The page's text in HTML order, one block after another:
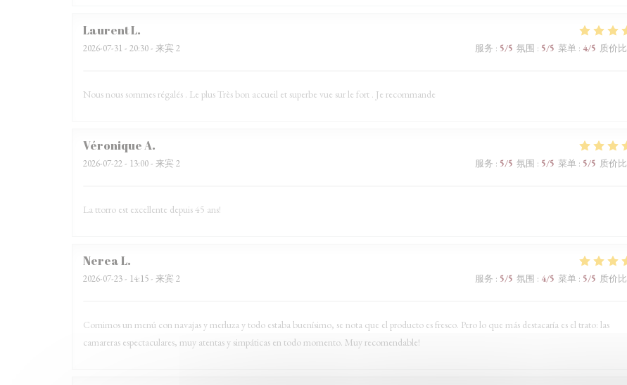
LaurentL
2026-07-31 - 20:30 - 来宾 2 服务 : 5/5 氛围 : 5/5 菜单: 4/5 质价比
Nous nous sommes régalés . Le plus Très bon accueil et superbe vue sur le fort . Je recommande
VéroniqueA
2026-07-22 - 13:00 - 来宾 2 服务 : 5/5 氛围 : 5/5 菜单: 5/5 质价比
La ttorro est excellente depuis 45 ans!
NereaL
2026-07-23 - 14:15 - 来宾 2 服务 : 5/5 氛围 : 4/5 菜单: 5/5 质价比
Comimos un menú con navajas y merluza y todo estaba buenísimo, se nota que el producto es fresco. Pero lo que más destacaría es el trato: las
camareras espectaculares, muy atentas y simpáticas en todo momento. Muy recomendable!